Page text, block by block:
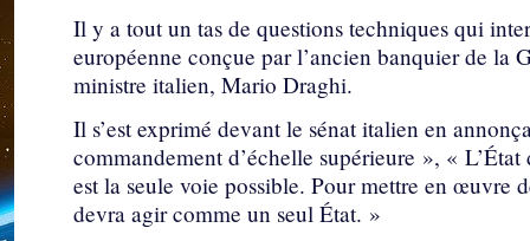
Il y a tout un tas de questions techniques qui
européenne conçue par l’ancien banquier de la
ministre italien, Mario Draghi.
Il s’est exprimé devant le sénat italien en
commandement d’échelle supérieure », «
est la seule voie possible. Pour mettre en œuvre
devra agir comme un seul État. »